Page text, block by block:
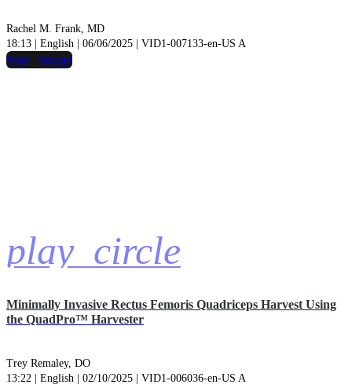
Rachel M. Frank, MD
18:13 | English | 06/06/2025 | VID1-007133-en-US A
play_circle
hide_image
Minimally Invasive Rectus Femoris Quadriceps Harvest Using
the QuadPro™ Harvester
Trey Remaley, DO
13:22 | English | 02/10/2025 | VID1-006036-en-US A